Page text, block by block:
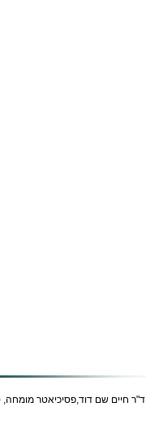
ד"ר חיים שם דוד,פסיכיאטר מומחה,